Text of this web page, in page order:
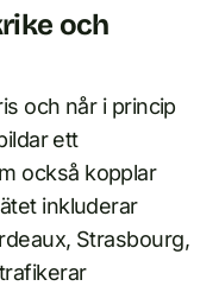
och
och når i princip
ett
också kopplar
inkluderar
Strasbourg,